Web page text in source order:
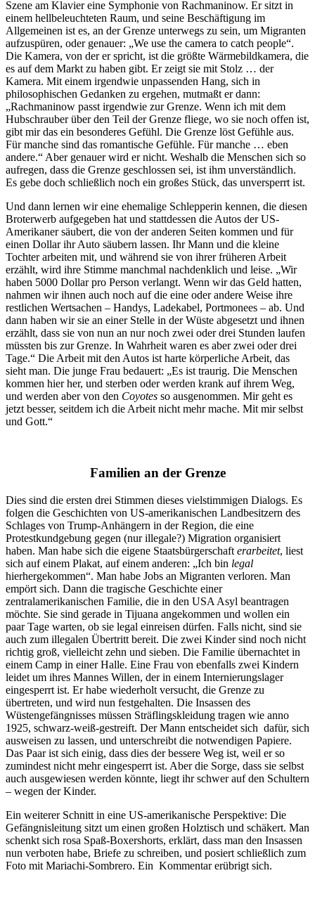
Szene am Klavier eine Symphonie von Rachmaninow. Er sitzt in
einem hellbeleuchteten Raum, und seine Beschäftigung im
Allgemeinen ist es, an der Grenze unterwegs zu sein, um Migranten
aufzuspüren, oder genauer: „We use the camera to catch people“.
Die Kamera, von der er spricht, ist die größte Wärmebildkamera, die
es auf dem Markt zu haben gibt. Er zeigt sie mit Stolz … der
Kamera. Mit einem irgendwie unpassenden Hang, sich in
philosophischen Gedanken zu ergehen, mutmaßt er dann:
„Rachmaninow passt irgendwie zur Grenze. Wenn ich mit dem
Hubschrauber über den Teil der Grenze fliege, wo sie noch offen ist,
gibt mir das ein besonderes Gefühl. Die Grenze löst Gefühle aus.
Für manche sind das romantische Gefühle. Für manche … eben
andere.“ Aber genauer wird er nicht. Weshalb die Menschen sich so
aufregen, dass die Grenze geschlossen sei, ist ihm unverständlich.
Es gebe doch schließlich noch ein großes Stück, das unversperrt ist.
Und dann lernen wir eine ehemalige Schlepperin kennen, die diesen
Broterwerb aufgegeben hat und stattdessen die Autos der US-
Amerikaner säubert, die von der anderen Seiten kommen und für
einen Dollar ihr Auto säubern lassen. Ihr Mann und die kleine
Tochter arbeiten mit, und während sie von ihrer früheren Arbeit
erzählt, wird ihre Stimme manchmal nachdenklich und leise. „Wir
haben 5000 Dollar pro Person verlangt. Wenn wir das Geld hatten,
nahmen wir ihnen auch noch auf die eine oder andere Weise ihre
restlichen Wertsachen – Handys, Ladekabel, Portmonees – ab. Und
dann haben wir sie an einer Stelle in der Wüste abgesetzt und ihnen
erzählt, dass sie von nun an nur noch zwei oder drei Stunden laufen
müssten bis zur Grenze. In Wahrheit waren es aber zwei oder drei
Tage.“ Die Arbeit mit den Autos ist harte körperliche Arbeit, das
sieht man. Die junge Frau bedauert: „Es ist traurig. Die Menschen
kommen hier her, und sterben oder werden krank auf ihrem Weg,
und werden aber von den Coyotes so ausgenommen. Mir geht es
jetzt besser, seitdem ich die Arbeit nicht mehr mache. Mit mir selbst
und Gott.“
Familien an der Grenze
Dies sind die ersten drei Stimmen dieses vielstimmigen Dialogs. Es
folgen die Geschichten von US-amerikanischen Landbesitzern des
Schlages von Trump-Anhängern in der Region, die eine
Protestkundgebung gegen (nur illegale?) Migration organisiert
haben. Man habe sich die eigene Staatsbürgerschaft erarbeitet, liest
sich auf einem Plakat, auf einem anderen: „Ich bin legal
hierhergekommen“. Man habe Jobs an Migranten verloren. Man
empört sich. Dann die tragische Geschichte einer
zentralamerikanischen Familie, die in den USA Asyl beantragen
möchte. Sie sind gerade in Tijuana angekommen und wollen ein
paar Tage warten, ob sie legal einreisen dürfen. Falls nicht, sind sie
auch zum illegalen Übertritt bereit. Die zwei Kinder sind noch nicht
richtig groß, vielleicht zehn und sieben. Die Familie übernachtet in
einem Camp in einer Halle. Eine Frau von ebenfalls zwei Kindern
leidet um ihres Mannes Willen, der in einem Internierungslager
eingesperrt ist. Er habe wiederholt versucht, die Grenze zu
übertreten, und wird nun festgehalten. Die Insassen des
Wüstengefängnisses müssen Sträflingskleidung tragen wie anno
1925, schwarz-weiß-gestreift. Der Mann entscheidet sich dafür, sich
ausweisen zu lassen, und unterschreibt die notwendigen Papiere.
Das Paar ist sich einig, dass dies der bessere Weg ist, weil er so
zumindest nicht mehr eingesperrt ist. Aber die Sorge, dass sie selbst
auch ausgewiesen werden könnte, liegt ihr schwer auf den Schultern
– wegen der Kinder.
Ein weiterer Schnitt in eine US-amerikanische Perspektive: Die
Gefängnisleitung sitzt um einen großen Holztisch und schäkert. Man
schenkt sich rosa Spaß-Boxershorts, erklärt, dass man den Insassen
nun verboten habe, Briefe zu schreiben, und posiert schließlich zum
Foto mit Mariachi-Sombrero. Ein Kommentar erübrigt sich.